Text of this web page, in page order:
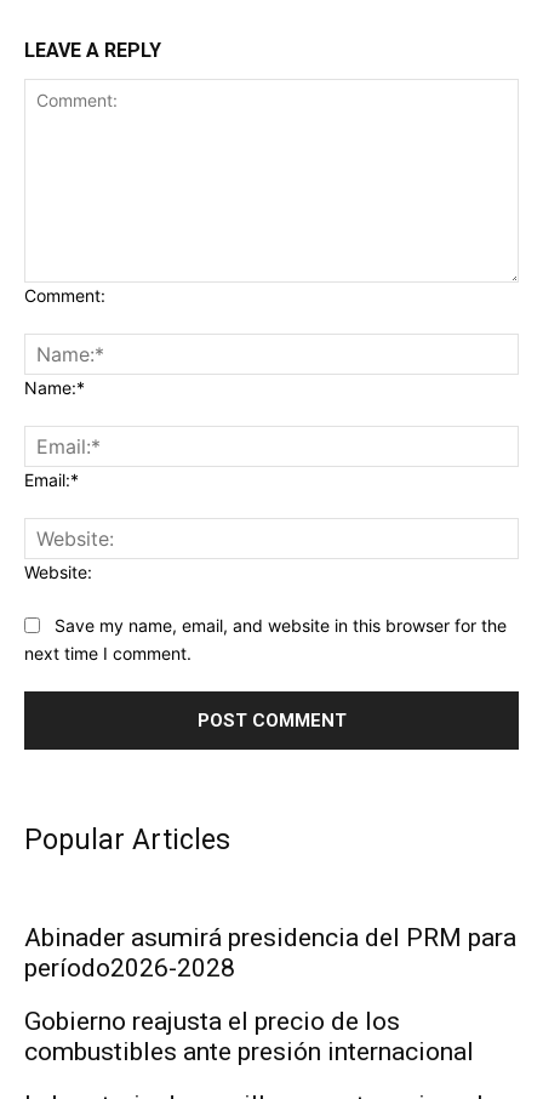
LEAVE A REPLY
Comment:
Name:*
Email:*
Website:
Save my name, email, and website in this browser for the
next time I comment.
Popular Articles
Abinader asumirá presidencia del PRM para
período2026-2028
Gobierno reajusta el precio de los
combustibles ante presión internacional